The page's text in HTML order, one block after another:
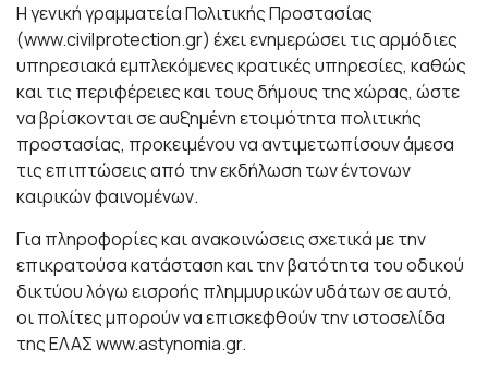
Η γενική γραμματεία Πολιτικής Προστασίας
(www.civilprotection.gr) έχει ενημερώσει τις αρμόδιες
υπηρεσιακά εμπλεκόμενες κρατικές υπηρεσίες, καθώς
και τις περιφέρειες και τους δήμους της χώρας, ώστε
να βρίσκονται σε αυξημένη ετοιμότητα πολιτικής
προστασίας, προκειμένου να αντιμετωπίσουν άμεσα
τις επιπτώσεις από την εκδήλωση των έντονων
καιρικών φαινομένων.
Για πληροφορίες και ανακοινώσεις σχετικά με την
επικρατούσα κατάσταση και την βατότητα του οδικού
δικτύου λόγω εισροής πλημμυρικών υδάτων σε αυτό,
οι πολίτες μπορούν να επισκεφθούν την ιστοσελίδα
της ΕΛΑΣwww.astynomia.gr.